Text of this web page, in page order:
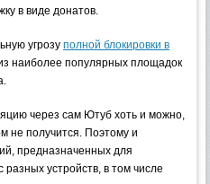
в виде донатов.
угрозу полной блокировки в
наиболее популярных площадок
через сам Ютуб хоть и можно,
не получится. Поэтому и
предназначенных для
устройств, в том числе